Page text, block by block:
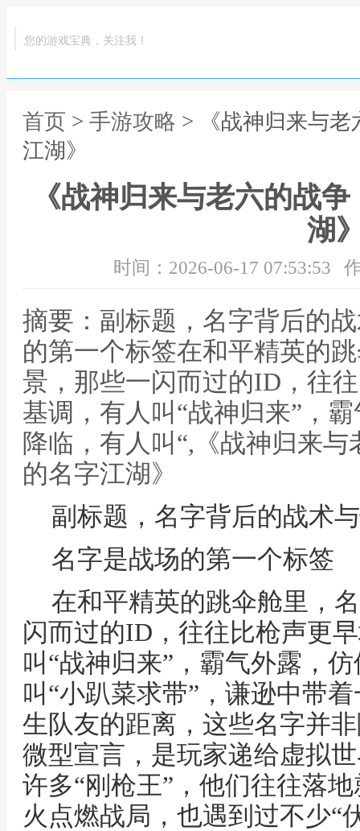
您的游戏宝典，关注我！
首页 > 手游攻略 > 《战神归来与
江湖》
《战神归来与老六的战
湖
时间：2026-06-17 07:53:53
摘要：副标题，名字背后的
的第一个标签在和平精英的
景，那些一闪而过的ID，往
基调，有人叫“战神归来”，
降临，有人叫“,《战神归来
的名字江湖》
副标题，名字背后的战术
名字是战场的第一个标签
在和平精英的跳伞舱里，
闪而过的ID，往往比枪声更
叫“战神归来”，霸气外露，
叫“小趴菜求带”，谦逊中带
生队友的距离，这些名字并
微型宣言，是玩家递给虚拟
许多“刚枪王”，他们往往落
火点燃战局，也遇到过不少“